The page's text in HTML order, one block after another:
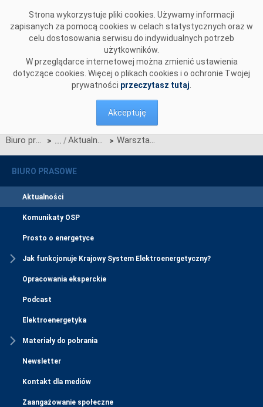
Strona wykorzystuje pliki cookies. Używamy informacji
zapisanych za pomocą cookies w celach statystycznych oraz w
celu dostosowania serwisu do indywidualnych potrzeb
użytkowników.
W przeglądarce internetowej można zmienić ustawienia
dotyczące cookies. Więcej o plikach cookies i o ochronie Twojej
prywatności przeczytasz tutaj
Akceptuję
Biuro prasowe > Aktualności > Warsztaty NCAE o nowatorskich rozwiązaniach w ciepłownictwie
BIURO PRASOWE
Aktualności
Komunikaty OSP
Prosto o energetyce
Jak funkcjonuje Krajowy System Elektroenergetyczny?
Opracowania eksperckie
Podcast
Elektroenergetyka
Materiały do pobrania
Newsletter
Kontakt dla mediów
Zaangażowanie społeczne